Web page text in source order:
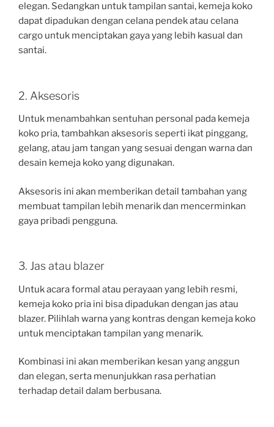
elegan. Sedangkan untuk tampilan santai, kemeja koko
dapat dipadukan dengan celana pendek atau celana
cargo untuk menciptakan gaya yang lebih kasual dan
santai.
2. Aksesoris
Untuk menambahkan sentuhan personal pada kemeja
koko pria, tambahkan aksesoris seperti ikat pinggang,
gelang, atau jam tangan yang sesuai dengan warna dan
desain kemeja koko yang digunakan.
Aksesoris ini akan memberikan detail tambahan yang
membuat tampilan lebih menarik dan mencerminkan
gaya pribadi pengguna.
3. Jas atau blazer
Untuk acara formal atau perayaan yang lebih resmi,
kemeja koko pria ini bisa dipadukan dengan jas atau
blazer. Pilihlah warna yang kontras dengan kemeja koko
untuk menciptakan tampilan yang menarik.
Kombinasi ini akan memberikan kesan yang anggun
dan elegan, serta menunjukkan rasa perhatian
terhadap detail dalam berbusana.